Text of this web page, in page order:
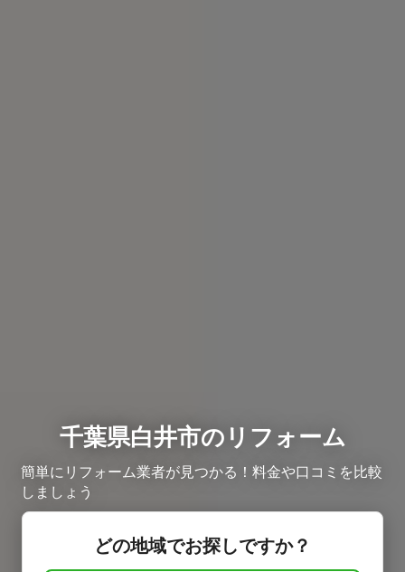
千葉県白井市のリフォーム
簡単にリフォーム業者が見つかる！料金や口コミを比較
しましょう
どの地域でお探しですか？